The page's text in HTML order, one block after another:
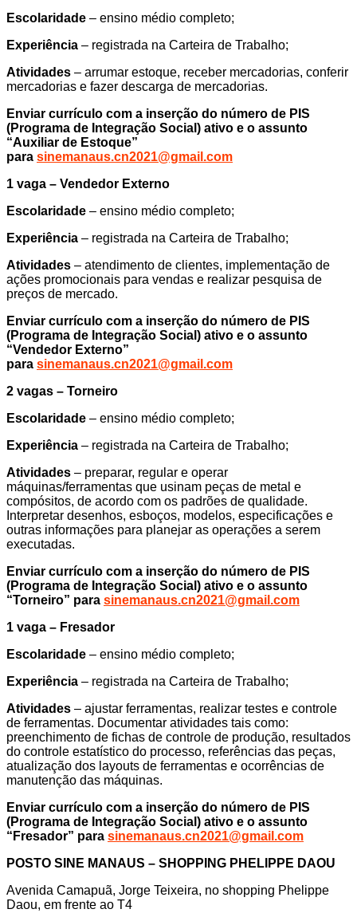
Escolaridade – ensino médio completo;
Experiência – registrada na Carteira de Trabalho;
Atividades – arrumar estoque, receber mercadorias, conferir
mercadorias e fazer descarga de mercadorias.
Enviar currículo com a inserção do número de PIS
(Programa de Integração Social) ativo e o assunto
“Auxiliar de Estoque”
para sinemanaus.cn2021@gmail.com
1 vaga – Vendedor Externo
Escolaridade – ensino médio completo;
Experiência – registrada na Carteira de Trabalho;
Atividades – atendimento de clientes, implementação de
ações promocionais para vendas e realizar pesquisa de
preços de mercado.
Enviar currículo com a inserção do número de PIS
(Programa de Integração Social) ativo e o assunto
“Vendedor Externo”
para sinemanaus.cn2021@gmail.com
2 vagas – Torneiro
Escolaridade – ensino médio completo;
Experiência – registrada na Carteira de Trabalho;
Atividades – preparar, regular e operar
máquinas/ferramentas que usinam peças de metal e
compósitos, de acordo com os padrões de qualidade.
Interpretar desenhos, esboços, modelos, especificações e
outras informações para planejar as operações a serem
executadas.
Enviar currículo com a inserção do número de PIS
(Programa de Integração Social) ativo e o assunto
“Torneiro” para sinemanaus.cn2021@gmail.com
1 vaga – Fresador
Escolaridade – ensino médio completo;
Experiência – registrada na Carteira de Trabalho;
Atividades – ajustar ferramentas, realizar testes e controle
de ferramentas. Documentar atividades tais como:
preenchimento de fichas de controle de produção, resultados
do controle estatístico do processo, referências das peças,
atualização dos layouts de ferramentas e ocorrências de
manutenção das máquinas.
Enviar currículo com a inserção do número de PIS
(Programa de Integração Social) ativo e o assunto
“Fresador” para sinemanaus.cn2021@gmail.com
POSTO SINE MANAUS – SHOPPING PHELIPPE DAOU
Avenida Camapuã, Jorge Teixeira, no shopping Phelippe
Daou, em frente ao T4